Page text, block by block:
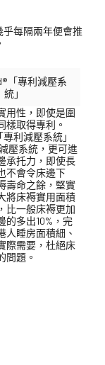
乎每隔兩年便會推
「專利減壓系
統」
用性，即使是圍
樣取得專利。
利減壓系統」
壓系統，更可進
承托力，即使長
不會令床邊下
壽命之餘，堅實
將床褥實用面積
比一般床褥更加
的多出10%，完
人睡房面積細、
際需要，杜絕床
問題。